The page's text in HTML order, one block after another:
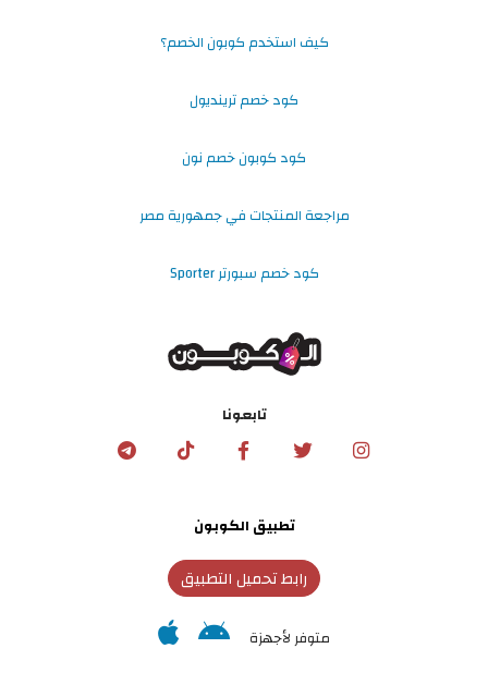
كيف استخدم كوبون الخصم؟
كود خصم ترينديول
كود كوبون خصم نون
مراجعة المنتجات في جمهورية مصر
كود خصم سبورتر Sporter
تابعونا
تطبيق الكوبون
رابط تحميل التطبيق
متوفر لأجهزة